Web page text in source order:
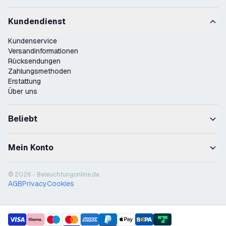
Kundendienst
Kundenservice
Versandinformationen
Rücksendungen
Zahlungsmethoden
Erstattung
Über uns
Beliebt
Mein Konto
© 2026 - Beleuchtungonline.de
AGBPrivacyCookies